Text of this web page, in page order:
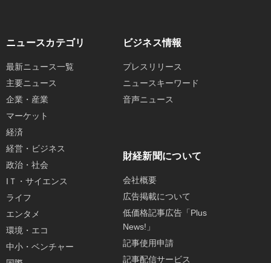
ニュースカテゴリ
最新ニュース一覧
主要ニュース
企業・産業
マーケット
経済
経営・ビジネス
政治・社会
IＴ・サイエンス
ライフ
エンタメ
環境・エコ
中小・ベンチャー
ビジネス情報
プレスリリース
ニュースキーワード
音声ニュース
財経新聞について
会社概要
広告掲載について
低価格記事広告「Plus
News!」
記事使用申請
記事配信サービス